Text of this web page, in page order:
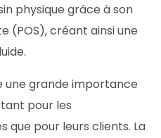
physique grâce à son
(POS), créant ainsi une
une grande importance
pour les
que pour leurs clients. La